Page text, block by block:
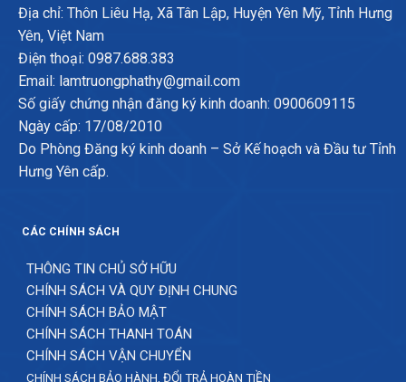
Địa chỉ: Thôn Liêu Hạ, Xã Tân Lập, Huyện Yên Mỹ, Tỉnh Hưng
Yên, Việt Nam
Điện thoại: 0987.688.383
Email: lamtruongphathy@gmail.com
Số giấy chứng nhận đăng ký kinh doanh: 0900609115
Ngày cấp: 17/08/2010
Do Phòng Đăng ký kinh doanh – Sở Kế hoạch và Đầu tư Tỉnh
Hưng Yên cấp.
CÁC CHÍNH SÁCH
THÔNG TIN CHỦ SỞ HỮU
CHÍNH SÁCH VÀ QUY ĐỊNH CHUNG
CHÍNH SÁCH BẢO MẬT
CHÍNH SÁCH THANH TOÁN
CHÍNH SÁCH VẬN CHUYỂN
CHÍNH SÁCH BẢO HÀNH, ĐỔI TRẢ HOÀN TIỀN